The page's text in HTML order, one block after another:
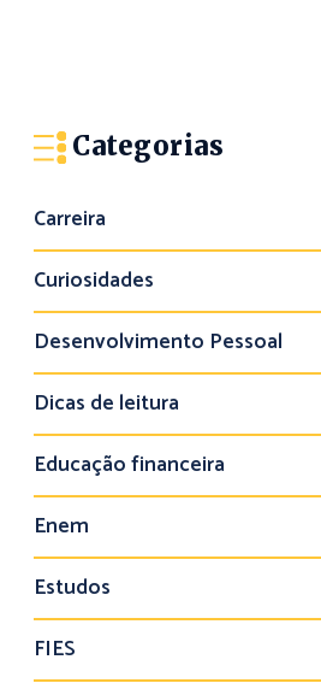
Categorias
Carreira
Curiosidades
Desenvolvimento Pessoal
Dicas de leitura
Educação financeira
Enem
Estudos
FIES